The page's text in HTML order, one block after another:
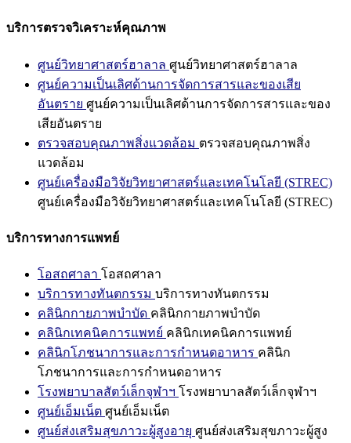
บริการตรวจวิเคราะห์คุณภาพ
ศูนย์วิทยาศาสตร์ฮาลาล ศูนย์วิทยาศาสตร์ฮาลาล
ศูนย์ความเป็นเลิศด้านการจัดการสารและของเสีย
อันตราย ศูนย์ความเป็นเลิศด้านการจัดการสารและของ
เสียอันตราย
ตรวจสอบคุณภาพสิ่งแวดล้อม ตรวจสอบคุณภาพสิ่ง
แวดล้อม
ศูนย์เครื่องมือวิจัยวิทยาศาสตร์และเทคโนโลยี (STREC)
ศูนย์เครื่องมือวิจัยวิทยาศาสตร์และเทคโนโลยี (STREC)
บริการทางการแพทย์
โอสถศาลา โอสถศาลา
บริการทางทันตกรรม บริการทางทันตกรรม
คลินิกกายภาพบำบัด คลินิกกายภาพบำบัด
คลินิกเทคนิคการแพทย์ คลินิกเทคนิคการแพทย์
คลินิกโภชนาการและการกำหนดอาหาร คลินิก
โภชนาการและการกำหนดอาหาร
โรงพยาบาลสัตว์เล็กจุฬาฯ โรงพยาบาลสัตว์เล็กจุฬาฯ
ศูนย์เอ็มเน็ต ศูนย์เอ็มเน็ต
ศูนย์ส่งเสริมสุขภาวะผู้สูงอายุ ศูนย์ส่งเสริมสุขภาวะผู้สูง